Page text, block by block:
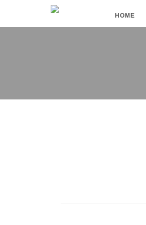
HOME